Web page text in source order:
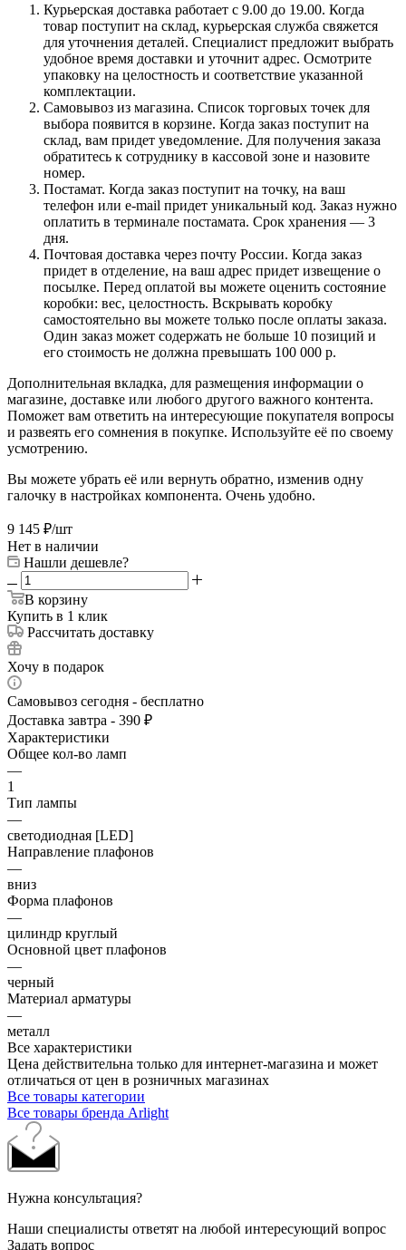
Курьерская доставка работает с 9.00 до 19.00. Когда
товар поступит на склад, курьерская служба свяжется
для уточнения деталей. Специалист предложит выбрать
удобное время доставки и уточнит адрес. Осмотрите
упаковку на целостность и соответствие указанной
комплектации.
Самовывоз из магазина. Список торговых точек для
выбора появится в корзине. Когда заказ поступит на
склад, вам придет уведомление. Для получения заказа
обратитесь к сотруднику в кассовой зоне и назовите
номер.
Постамат. Когда заказ поступит на точку, на ваш
телефон или e-mail придет уникальный код. Заказ нужно
оплатить в терминале постамата. Срок хранения — 3
дня.
Почтовая доставка через почту России. Когда заказ
придет в отделение, на ваш адрес придет извещение о
посылке. Перед оплатой вы можете оценить состояние
коробки: вес, целостность. Вскрывать коробку
самостоятельно вы можете только после оплаты заказа.
Один заказ может содержать не больше 10 позиций и
его стоимость не должна превышать 100 000 р.
Дополнительная вкладка, для размещения информации о
магазине, доставке или любого другого важного контента.
Поможет вам ответить на интересующие покупателя вопросы
и развеять его сомнения в покупке. Используйте её по своему
усмотрению.
Вы можете убрать её или вернуть обратно, изменив одну
галочку в настройках компонента. Очень удобно.
9 145 ₽/шт
Нет в наличии
Нашли дешевле?
В корзину
Купить в 1 клик
Рассчитать доставку
Хочу в подарок
Самовывоз сегодня - бесплатно
Доставка завтра - 390 ₽
Характеристики
Общее кол-во ламп
—
1
Тип лампы
—
светодиодная [LED]
Направление плафонов
—
вниз
Форма плафонов
—
цилиндр круглый
Основной цвет плафонов
—
черный
Материал арматуры
—
металл
Все характеристики
Цена действительна только для интернет-магазина и может
отличаться от цен в розничных магазинах
Все товары категории
Все товары бренда Arlight
Нужна консультация?
Наши специалисты ответят на любой интересующий вопрос
Задать вопрос